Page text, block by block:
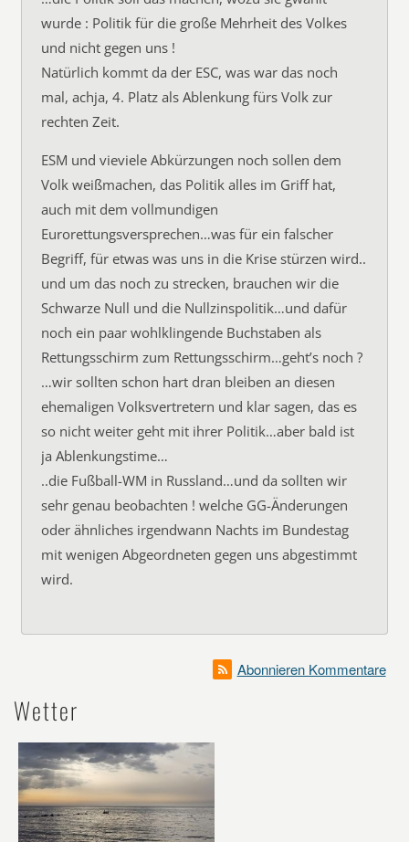
wurde : Politik für die große Mehrheit des Volkes
und nicht gegen uns !
Natürlich kommt da der ESC, was war das noch
mal, achja, 4. Platz als Ablenkung fürs Volk zur
rechten Zeit.
ESM und vieviele Abkürzungen noch sollen dem
Volk weißmachen, das Politik alles im Griff hat,
auch mit dem vollmundigen
Eurorettungsversprechen…was für ein falscher
Begriff, für etwas was uns in die Krise stürzen wird..
und um das noch zu strecken, brauchen wir die
Schwarze Null und die Nullzinspolitik…und dafür
noch ein paar wohlklingende Buchstaben als
Rettungsschirm zum Rettungsschirm…geht’s noch ?
…wir sollten schon hart dran bleiben an diesen
ehemaligen Volksvertretern und klar sagen, das es
so nicht weiter geht mit ihrer Politik…aber bald ist
ja Ablenkungstime…
..die Fußball-WM in Russland…und da sollten wir
sehr genau beobachten ! welche GG-Änderungen
oder ähnliches irgendwann Nachts im Bundestag
mit wenigen Abgeordneten gegen uns abgestimmt
wird.
Abonnieren Kommentare
Wetter